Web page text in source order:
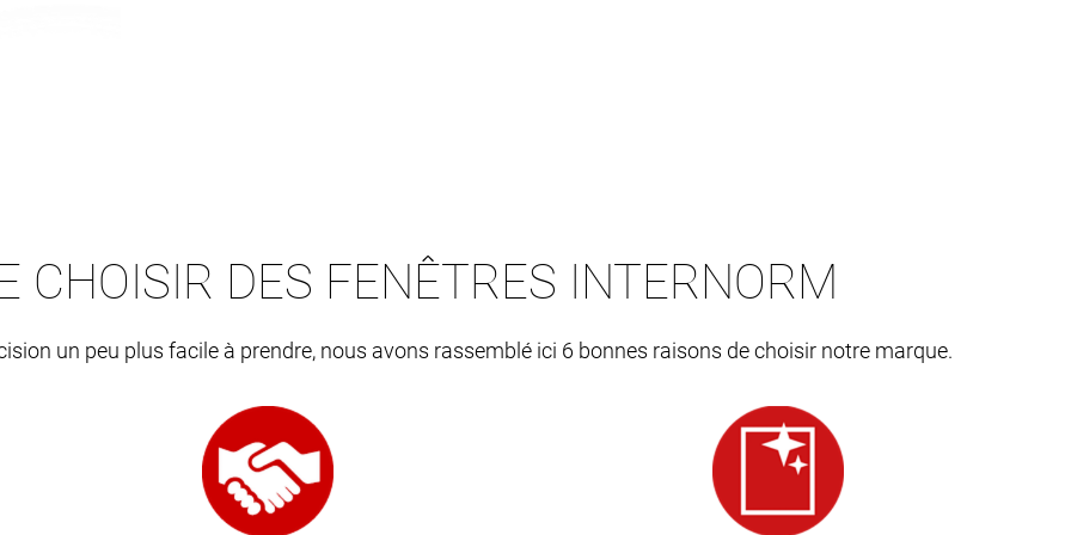
CHOISIR DES FENÊTRES INTERNORM
un peu plus facile à prendre, nous avons rassemblé ici 6 bonnes raisons de choisir notre marque.